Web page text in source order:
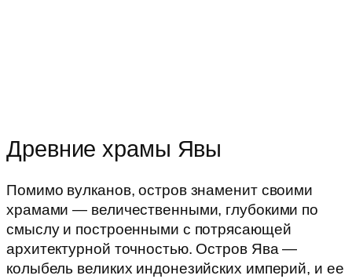
Древние храмы Явы
Помимо вулканов, остров знаменит своими
храмами — величественными, глубокими по
смыслу и построенными с потрясающей
архитектурной точностью. Остров Ява —
колыбель великих индонезийских империй, и ее